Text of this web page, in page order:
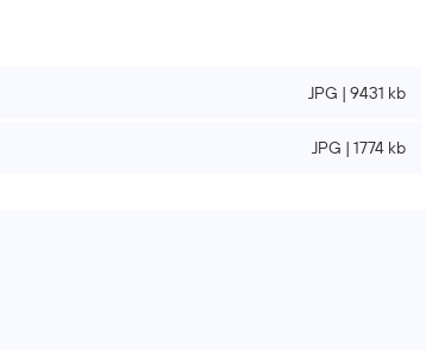
JPG | 9431 kb
JPG | 1774 kb